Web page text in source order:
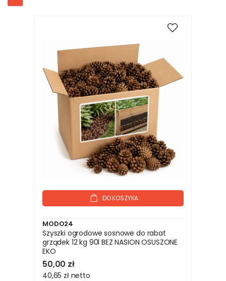
DO KOSZYKA
MODO24
Szyszki ogrodowe sosnowe do rabat
grządek 12 kg 90l BEZ NASION OSUSZONE
EKO
50,00 zł
40,65 zł netto